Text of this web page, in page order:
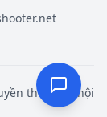
thông xã hội